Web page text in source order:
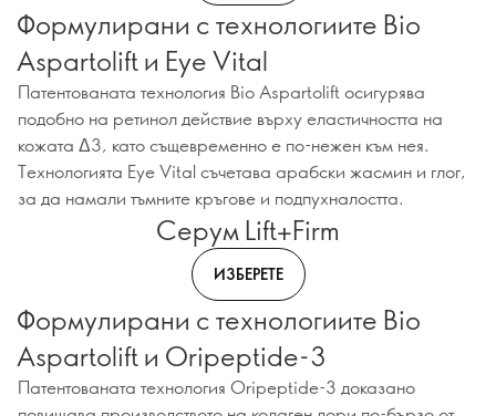
Формулирани с технологиите Bio
Aspartolift и Eye Vital
Патентованата технология Bio Aspartolift осигурява
подобно на ретинол действие върху еластичността на
кожата Δ3, като същевременно е по-нежен към нея.
Технологията Eye Vital съчетава арабски жасмин и глог,
за да намали тъмните кръгове и подпухналостта.
Серум Lift+Firm
ИЗБЕРЕТЕ
Формулирани с технологиите Bio
Aspartolift и Oripeptide-3
Патентованата технология Oripeptide-3 доказано